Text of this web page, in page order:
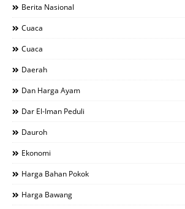
Berita Nasional
Cuaca
Cuaca
Daerah
Dan Harga Ayam
Dar El-Iman Peduli
Dauroh
Ekonomi
Harga Bahan Pokok
Harga Bawang